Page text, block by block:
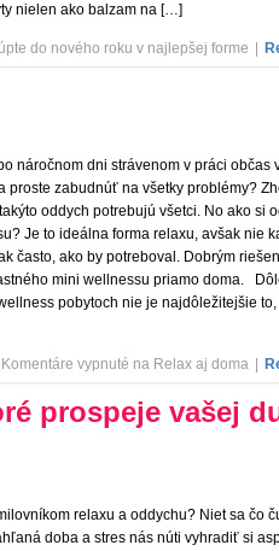
nielen ako balzam na […]
do nového roku v najlepšej forme
náročnom dni strávenom v práci občas
proste zabudnúť na všetky problémy?
oddych potrebujú všetci. No ako si
Je to ideálna forma relaxu, avšak nie
často, ako by potreboval. Dobrým
mini wellnessu priamo doma.
pobytoch nie je najdôležitejšie
Komentáre vypnuté na Relax aj doma
prospeje vašej
relaxu a oddychu? Niet sa čo
doba a stres nás núti vyhradiť si